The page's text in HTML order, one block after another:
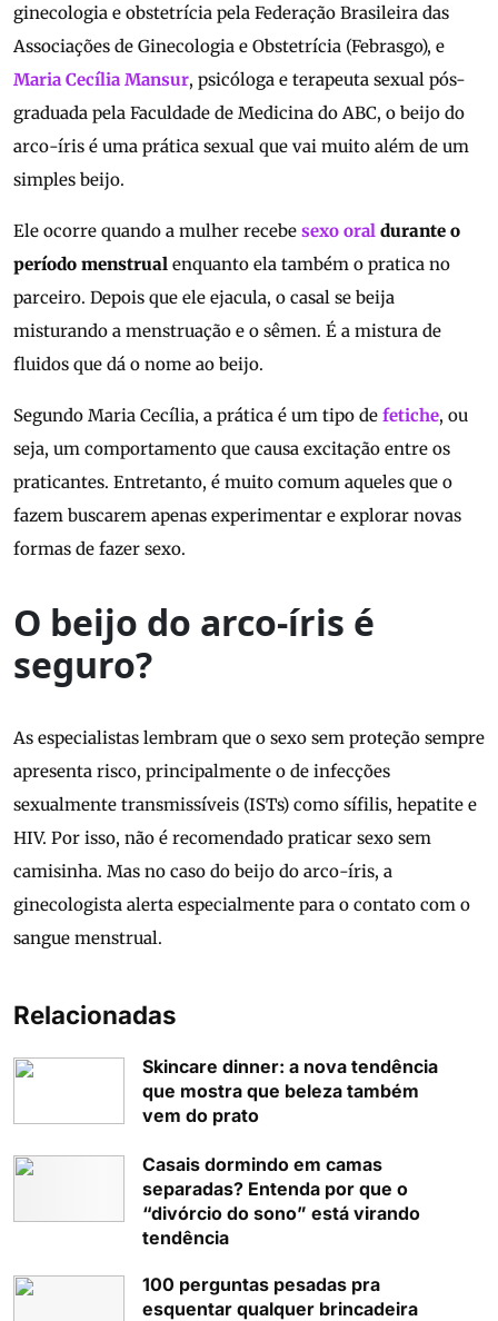
ginecologia e obstetrícia pela Federação Brasileira das
Associações de Ginecologia e Obstetrícia (Febrasgo), e
Maria Cecília Mansur, psicóloga e terapeuta sexual pós-
graduada pela Faculdade de Medicina do ABC, o beijo do
arco-íris é uma prática sexual que vai muito além de um
simples beijo.
Ele ocorre quando a mulher recebe sexo oral durante o
período menstrual enquanto ela também o pratica no
parceiro. Depois que ele ejacula, o casal se beija
misturando a menstruação e o sêmen. É a mistura de
fluidos que dá o nome ao beijo.
Segundo Maria Cecília, a prática é um tipo de fetiche, ou
seja, um comportamento que causa excitação entre os
praticantes. Entretanto, é muito comum aqueles que o
fazem buscarem apenas experimentar e explorar novas
formas de fazer sexo.
O beijo do arco-íris é
seguro?
As especialistas lembram que o sexo sem proteção sempre
apresenta risco, principalmente o de infecções
sexualmente transmissíveis (ISTs) como sífilis, hepatite e
HIV. Por isso, não é recomendado praticar sexo sem
camisinha. Mas no caso do beijo do arco-íris, a
ginecologista alerta especialmente para o contato com o
sangue menstrual.
Relacionadas
Skincare dinner: a nova tendência
que mostra que beleza também
vem do prato
Casais dormindo em camas
separadas? Entenda por que o
“divórcio do sono” está virando
tendência
100 perguntas pesadas pra
esquentar qualquer brincadeira